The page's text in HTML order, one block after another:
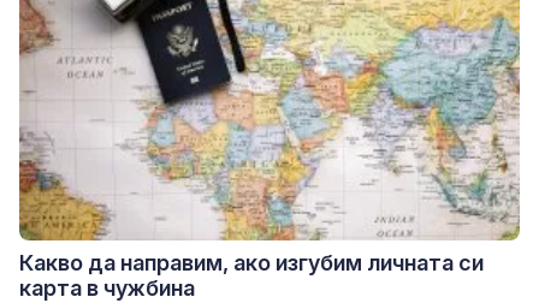
Какво да направим, ако изгубим личната си
карта в чужбина